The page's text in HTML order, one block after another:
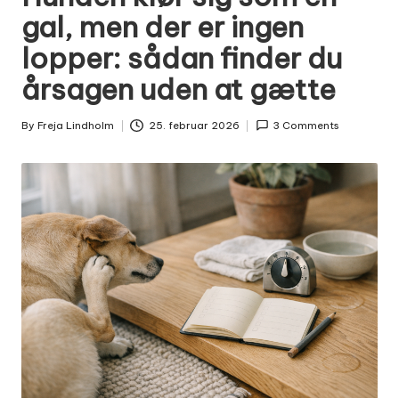
fra
hvalp
til
gal, men der er ingen
lopper: sådan finder du
årsagen uden at gætte
Posted
By Freja Lindholm 25. februar 2026 3 Comments